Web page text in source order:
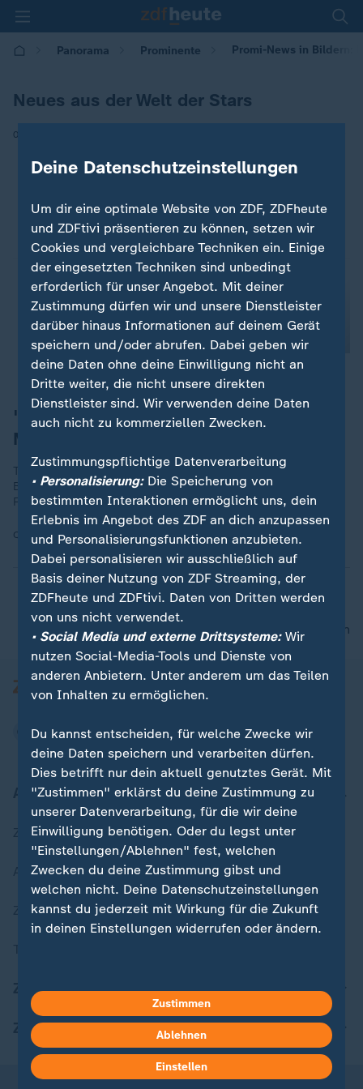
Panorama Prominente Promi-News in Bildern:
Neues aus der Welt der Stars
01.04.2024 | 13:26
"Im nächsten Sommer ziehen wir nach
München!"
Thomas Gottschalk hat bestätigt, mit Karina Mroß von Baden-
Baden nach Bayern zu ziehen. Ein Grund zu feiern, wie das
Foto zeigt. Die beiden sind seit 2019 ein Paar. (30.4.2024)
Quelle:Instagram/thereal.thomasgottschalk
nach oben
Aktuell bei ZDFheute
Zuletzt veröffentlicht
Aktuelle Sendungs-Videos
ZDFheute Stories
ZDFheute Update
ZDFheute Apps
Deine Datenschutzeinstellungen
Um dir eine optimale Website von ZDF, ZDFheute
und ZDFtivi präsentieren zu können, setzen wir
Cookies und vergleichbare Techniken ein. Einige
der eingesetzten Techniken sind unbedingt
erforderlich für unser Angebot. Mit deiner
Zustimmung dürfen wir und unsere Dienstleister
darüber hinaus Informationen auf deinem Gerät
speichern und/oder abrufen. Dabei geben wir
deine Daten ohne deine Einwilligung nicht an
Dritte weiter, die nicht unsere direkten
Dienstleister sind. Wir verwenden deine Daten
auch nicht zu kommerziellen Zwecken.
Zustimmungspflichtige Datenverarbeitung
• Personalisierung:Die Speicherung von
bestimmten Interaktionen ermöglicht uns, dein
Erlebnis im Angebot des ZDF an dich anzupassen
und Personalisierungsfunktionen anzubieten.
Dabei personalisieren wir ausschließlich auf
Basis deiner Nutzung von ZDF Streaming, der
ZDFheute und ZDFtivi. Daten von Dritten werden
von uns nicht verwendet.
• Social Media und externe Drittsysteme:Wir
nutzen Social-Media-Tools und Dienste von
anderen Anbietern. Unter anderem um das Teilen
von Inhalten zu ermöglichen.
Du kannst entscheiden, für welche Zwecke wir
deine Daten speichern und verarbeiten dürfen.
Dies betrifft nur dein aktuell genutztes Gerät. Mit
"Zustimmen" erklärst du deine Zustimmung zu
unserer Datenverarbeitung, für die wir deine
Einwilligung benötigen. Oder du legst unter
"Einstellungen/Ablehnen" fest, welchen
Zwecken du deine Zustimmung gibst und
welchen nicht. Deine Datenschutzeinstellungen
kannst du jederzeit mit Wirkung für die Zukunft
in deinen Einstellungen widerrufen oder ändern.
Datenschutzerklärung.Zustimmen
Ablehnen
Einstellen